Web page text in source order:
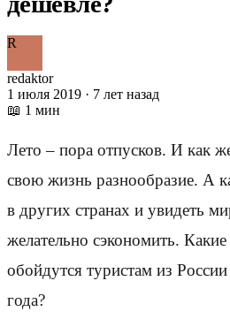
R
redaktor
1 июля 2019 · 7 лет назад
📖 1 мин
Лето – пора отпусков. И как
свою жизнь разнообразие. А
в других странах и увидеть
желательно сэкономить.
обойдутся туристам из
года?